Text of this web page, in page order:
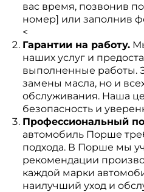
вас время, позвонив
номер] или заполнив
<
Гарантии на работу.
наших услуг и
выполненные работы.
замены масла, но и
обслуживания. Наша
безопасность и
Профессиональный
автомобиль Порше
подхода. В Порше мы
рекомендации
каждой марки
наилучший уход и